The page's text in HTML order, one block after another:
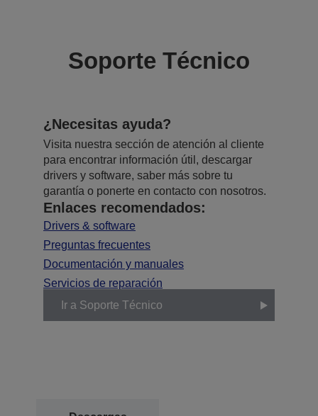
Soporte Técnico
¿Necesitas ayuda?
Visita nuestra sección de atención al cliente
para encontrar información útil, descargar
drivers y software, saber más sobre tu
garantía o ponerte en contacto con nosotros.
Enlaces recomendados:
Drivers & software
Preguntas frecuentes
Documentación y manuales
Servicios de reparación
Ir a Soporte Técnico